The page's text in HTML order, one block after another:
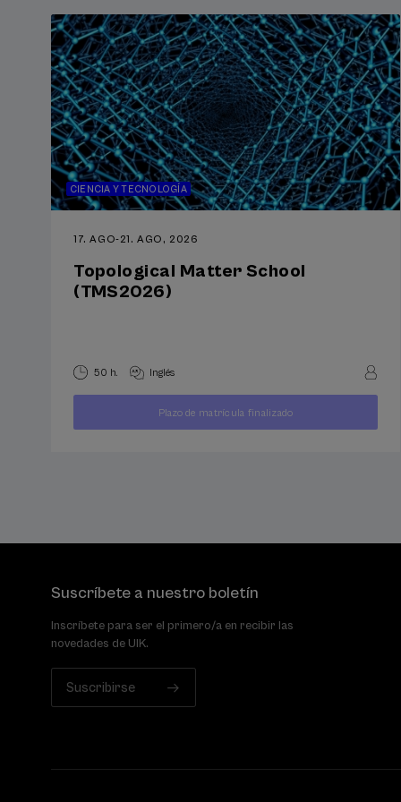
CIENCIA Y TECNOLOGÍA
17. AGO-21. AGO, 2026
Topological Matter School
(TMS2026)
50 h. Inglés
... DESDE400
Últimas
plazas
Gratuito
Fecha
pasada
Plazo de matrícula finalizado
Suscríbete a nuestro boletín
Inscríbete para ser el primero/a en recibir las
novedades de UIK.
Suscribirse